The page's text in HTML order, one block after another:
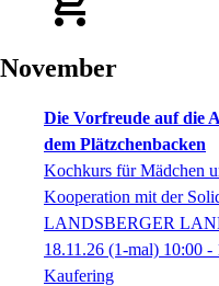
November
Die Vorfreude auf die
dem Plätzchenbacken
Kochkurs für Mädchen
Kooperation mit der
LANDSBERGER
18.11.26 (1-mal) 10:00 -
Kaufering